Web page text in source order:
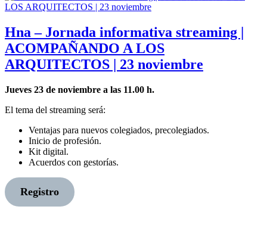
Hna – Jornada informativa streaming |
ACOMPAÑANDO A LOS
ARQUITECTOS | 23 noviembre
Jueves 23 de noviembre a las 11.00 h.
El tema del streaming será:
Ventajas para nuevos colegiados, precolegiados.
Inicio de profesión.
Kit digital.
Acuerdos con gestorías.
Registro